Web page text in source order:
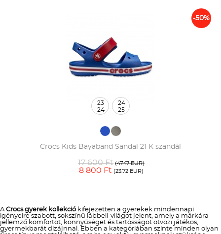
-50%
Crocs Kids Bayaband Sandal 21 K szandál
17 600 Ft (47.47 EUR)
8 800 Ft (23.72 EUR)
23
24
24
25
ACrocs gyerek kollekció kifejezetten a gyerekek mindennapi
igényeire szabott, sokszínű lábbeli-világot jelent, amely a márkára
jellemző komfortot, könnyűséget és tartósságot ötvözi játékos,
gyermekbarát dizájnnal. Ebben a kategóriában szinte minden olyan